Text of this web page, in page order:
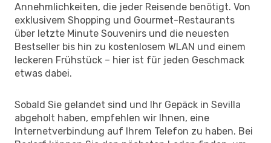
Annehmlichkeiten, die jeder Reisende benötigt. Von
exklusivem Shopping und Gourmet-Restaurants
über letzte Minute Souvenirs und die neuesten
Bestseller bis hin zu kostenlosem WLAN und einem
leckeren Frühstück – hier ist für jeden Geschmack
etwas dabei.
Sobald Sie gelandet sind und Ihr Gepäck in Sevilla
abgeholt haben, empfehlen wir Ihnen, eine
Internetverbindung auf Ihrem Telefon zu haben. Bei